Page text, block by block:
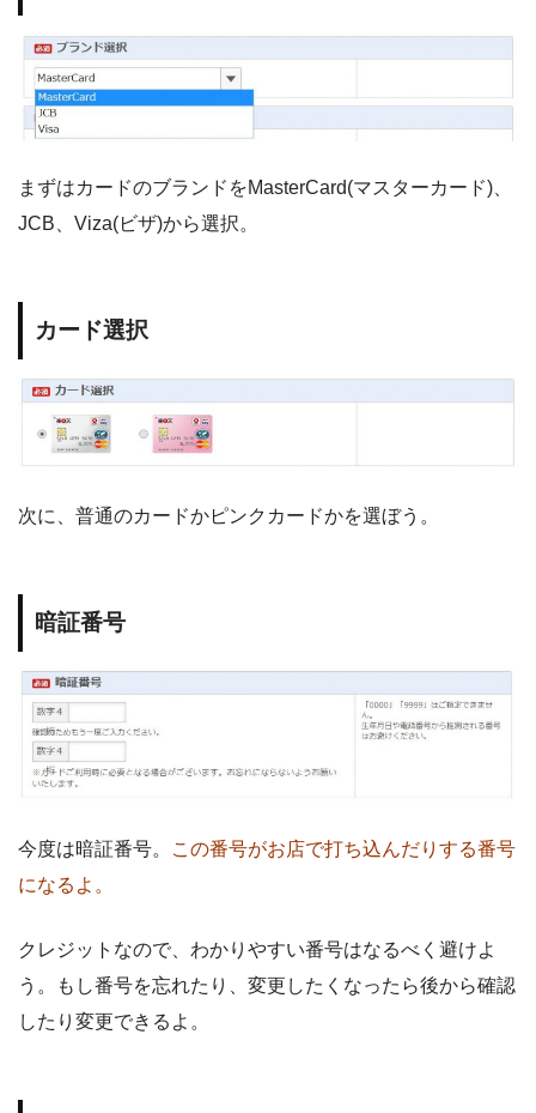
まずはカードのブランドをMasterCard(マスターカード)、
JCB、Viza(ビザ)から選択。
カード選択
次に、普通のカードかピンクカードかを選ぼう。
暗証番号
今度は暗証番号。
この番号がお店で打ち込んだりする番号
になるよ。
クレジットなので、わかりやすい番号はなるべく避けよ
う。もし番号を忘れたり、変更したくなったら後から確認
したり変更できるよ。